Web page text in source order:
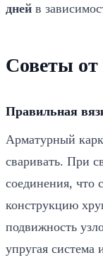
Дно
2
Укладка
На дно
Материал
основания.
котлована.
3
Отсыпаем
послойным
толщина
дренажа и
дней в
Советы
Правильная
Арматурный
сваривать. При
соединения, что
конструкцию
подвижность
упругая система